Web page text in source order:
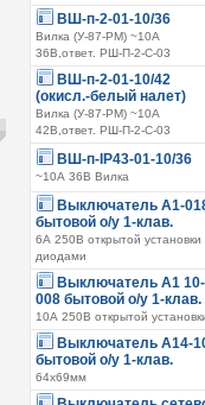
ВШ-п-2-01-10/36
Вилка (У-87-РМ) ~10А
36В,ответ. РШ-П-2-С-03
ВШ-п-2-01-10/42
(окисл.-белый налет)
Вилка (У-87-РМ) ~10А
42В,ответ. РШ-П-2-С-03
ВШ-п-IP43-01-10/36
~10А 36В Вилка
Выключатель А1-
бытовой о/у 1-клав.
6А 250В открытой установки
диодами
Выключатель А1 10-
008 бытовой о/у 1-клав.
10А 250В открытой
Выключатель А14-
бытовой о/у 1-клав.
64х69мм